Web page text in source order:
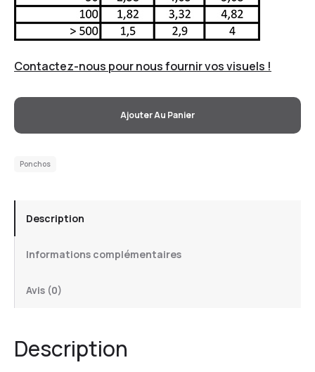
Contactez-nous pour nous fournir vos visuels !
Ajouter Au Panier
Ponchos
Description
Informations complémentaires
Avis (0)
Description